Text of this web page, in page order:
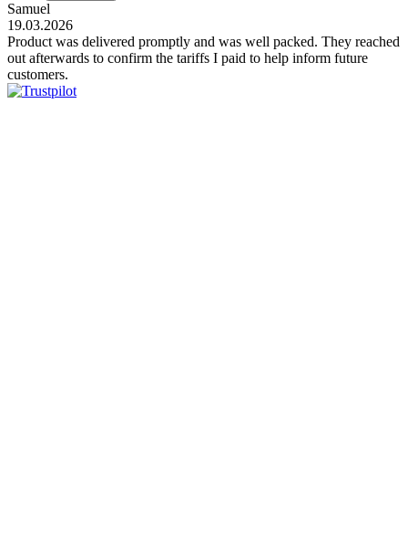
Samuel
19.03.2026
Product was delivered promptly and was well packed. They reached
out afterwards to confirm the tariffs I paid to help inform future
customers.